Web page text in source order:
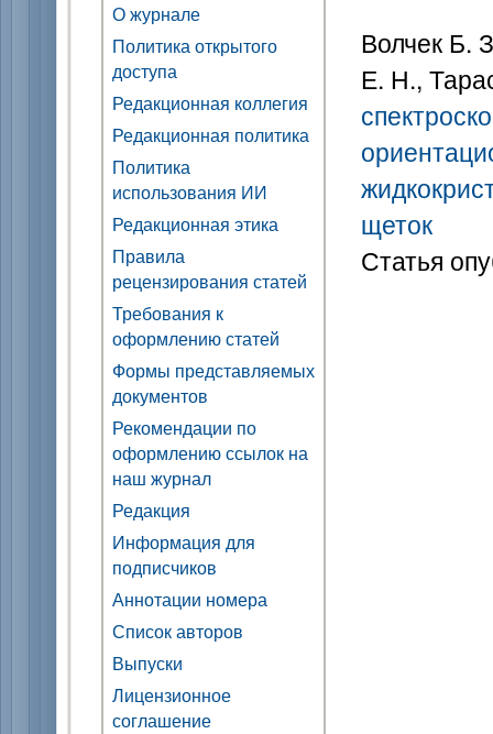
О журнале
Политика открытого
доступа
Редакционная коллегия
Редакционная политика
Политика
использования ИИ
Редакционная этика
Правила
рецензирования статей
Требования к
оформлению статей
Формы представляемых
документов
Рекомендации по
оформлению ссылок на
наш журнал
Редакция
Информация для
подписчиков
Аннотации номера
Список авторов
Выпуски
Лицензионное
соглашение
Волчек Б.
Е. Н.,
щеток
Статья